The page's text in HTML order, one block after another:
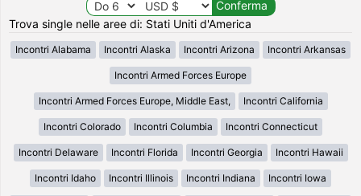
Trova single nelle aree di: Stati Uniti d'America
Incontri Alabama Incontri Alaska Incontri Arizona Incontri Arkansas
Incontri Armed Forces Europe
Incontri Armed Forces Europe, Middle East, Incontri California
Incontri Colorado Incontri Columbia Incontri Connecticut
Incontri Delaware Incontri Florida Incontri Georgia Incontri Hawaii
Incontri Idaho Incontri Illinois Incontri Indiana Incontri Iowa